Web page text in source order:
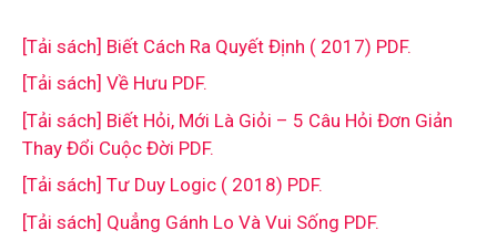
[Tải sách] Biết Cách Ra Quyết Định ( 2017) PDF.
[Tải sách] Về Hưu PDF.
[Tải sách] Biết Hỏi, Mới Là Giỏi – 5 Câu Hỏi Đơn Giản
Thay Đổi Cuộc Đời PDF.
[Tải sách] Tư Duy Logic ( 2018) PDF.
[Tải sách] Quẳng Gánh Lo Và Vui Sống PDF.